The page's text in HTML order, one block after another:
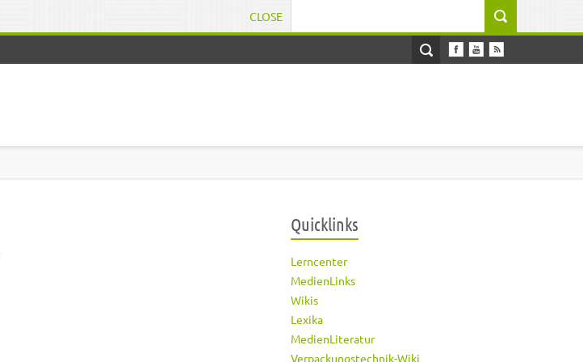
CLOSE
Quicklinks
Lerncenter
MedienLinks
Wikis
Lexika
MedienLiteratur
Verpackungstechnik-Wiki